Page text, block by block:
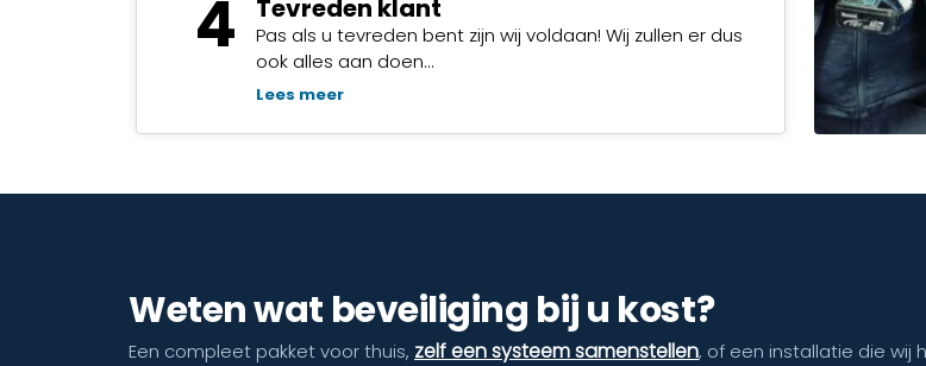
4 Tevreden klant
Pas als u tevreden bent zijn wij voldaan! Wij zullen er dus
ook alles aan doen…
Lees meer
Weten wat beveiliging bij u kost?
Een compleet pakket voor thuis, zelf een systeem samenstellen, of een installatie die wij